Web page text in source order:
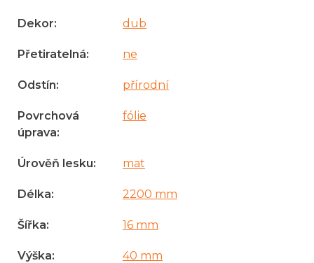
Dekor: dub
Přetiratelná: ne
Odstín: přírodní
Povrchová
úprava:
fólie
Úrověň lesku: mat
Délka: 2200 mm
Šířka: 16 mm
Výška: 40 mm